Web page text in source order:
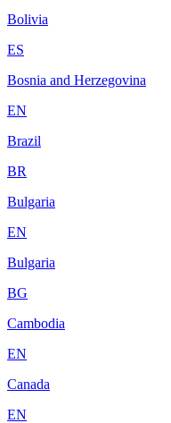
Bolivia
ES
Bosnia and Herzegovina
EN
Brazil
BR
Bulgaria
EN
Bulgaria
BG
Cambodia
EN
Canada
EN